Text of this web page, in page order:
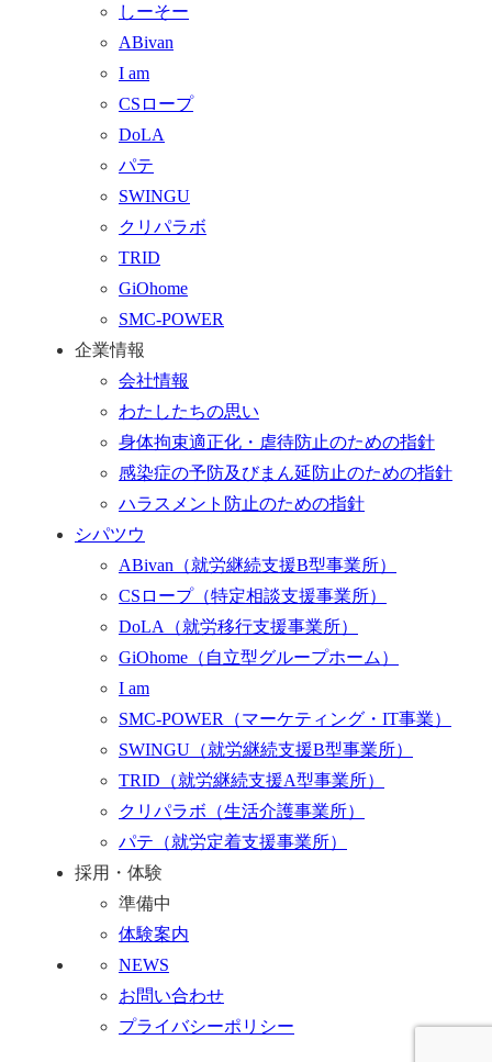
しーそー
ABivan
I am
CSロープ
DoLA
パテ
SWINGU
クリパラボ
TRID
GiOhome
SMC-POWER
企業情報
会社情報
わたしたちの思い
身体拘束適正化・虐待防止のための指針
感染症の予防及びまん延防止のための指針
ハラスメント防止のための指針
シパツウ
ABivan （就労継続支援B型事業所）
CSロープ （特定相談支援事業所）
DoLA （就労移行支援事業所）
GiOhome （自立型グループホーム）
I am
SMC-POWER （マーケティング・IT事業）
SWINGU （就労継続支援B型事業所）
TRID （就労継続支援A型事業所）
クリパラボ （生活介護事業所）
パテ （就労定着支援事業所）
採用・体験
準備中
体験案内
NEWS
お問い合わせ
プライバシーポリシー